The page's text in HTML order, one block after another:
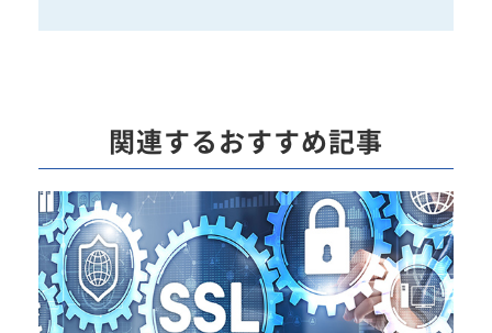
関連するおすすめ記事